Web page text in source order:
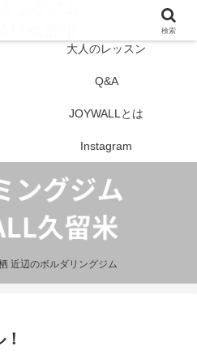
近辺のボルダリングジム
大人のレッスン
Q&A
JOYWALLとは
Instagram
検索